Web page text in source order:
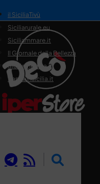
il SiciliaTivù
Siciliarurale.eu
Siciliammare.it
Il Giornale della Bellezza
Siciliamedica.it
Sanitainsicilia.it